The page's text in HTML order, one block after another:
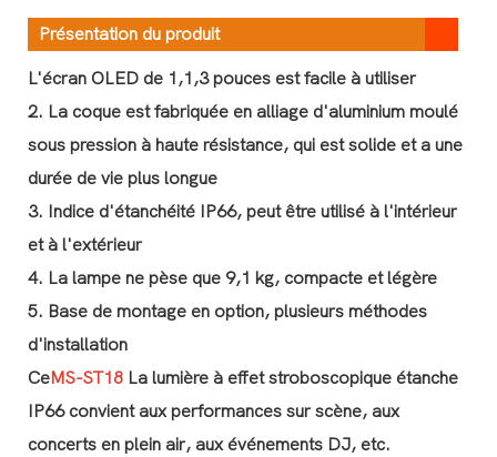
Présentation du produit
L'écran OLED de 1,1,3 pouces est facile à utiliser
2. La coque est fabriquée en alliage d'aluminium moulé
sous pression à haute résistance, qui est solide et a une
durée de vie plus longue
3. Indice d'étanchéité IP66, peut être utilisé à l'intérieur
et à l'extérieur
4. La lampe ne pèse que 9,1 kg, compacte et légère
5. Base de montage en option, plusieurs méthodes
d'installation
CeMS-ST18 La lumière à effet stroboscopique étanche
IP66 convient aux performances sur scène, aux
concerts en plein air, aux événements DJ, etc.